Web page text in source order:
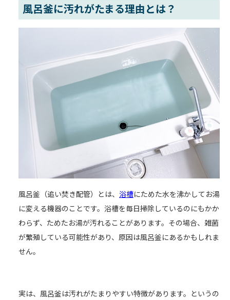
風呂釜に汚れがたまる理由とは？
風呂釜（追い焚き配管）とは、 浴槽にためた水を沸かしてお湯
に変える機器のことです。浴槽を毎日掃除しているのにもかか
わらず、ためたお湯が汚れることがあります。その場合、雑菌
が繁殖している可能性があり、原因は風呂釜にあるかもしれま
せん。
実は、風呂釜は汚れがたまりやすい特徴があります。というの